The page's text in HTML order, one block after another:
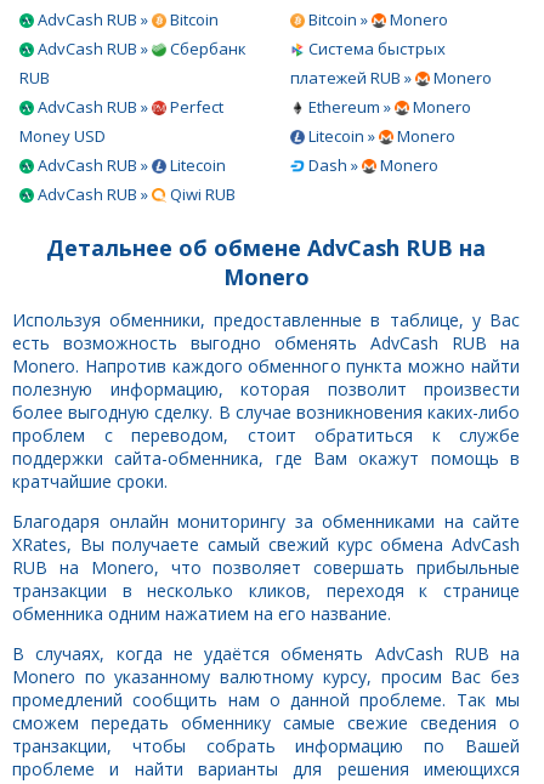
AdvCash RUB »
Bitcoin
AdvCash RUB »
Сбербанк
RUB
AdvCash RUB »
Perfect
Money USD
AdvCash RUB »
Litecoin
AdvCash RUB »
Qiwi RUB
Bitcoin »
Monero
Система быстрых
платежей RUB »
Monero
Ethereum »
Monero
Litecoin »
Monero
Dash »
Monero
Детальнее об обмене AdvCash RUB на
Monero
Используя обменники, предоставленные в таблице, у Вас
есть возможность выгодно обменять AdvCash RUB на
Monero. Напротив каждого обменного пункта можно найти
полезную информацию, которая позволит произвести
более выгодную сделку. В случае возникновения каких-либо
проблем с переводом, стоит обратиться к службе
поддержки сайта-обменника, где Вам окажут помощь в
кратчайшие сроки.
Благодаря онлайн мониторингу за обменниками на сайте
XRates, Вы получаете самый свежий курс обмена AdvCash
RUB на Monero, что позволяет совершать прибыльные
транзакции в несколько кликов, переходя к странице
обменника одним нажатием на его название.
В случаях, когда не удаётся обменять AdvCash RUB на
Monero по указанному валютному курсу, просим Вас без
промедлений сообщить нам о данной проблеме. Так мы
сможем передать обменнику самые свежие сведения о
транзакции, чтобы собрать информацию по Вашей
проблеме и найти варианты для решения имеющихся